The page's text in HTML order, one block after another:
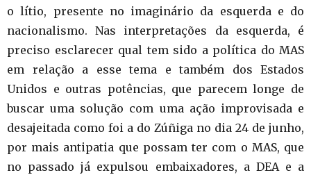
o lítio, presente no imaginário da esquerda e do
nacionalismo. Nas interpretações da esquerda, é
preciso esclarecer qual tem sido a política do MAS
em relação a esse tema e também dos Estados
Unidos e outras potências, que parecem longe de
buscar uma solução com uma ação improvisada e
desajeitada como foi a do Zúñiga no dia 24 de junho,
por mais antipatia que possam ter com o MAS, que
no passado já expulsou embaixadores, a DEA e a